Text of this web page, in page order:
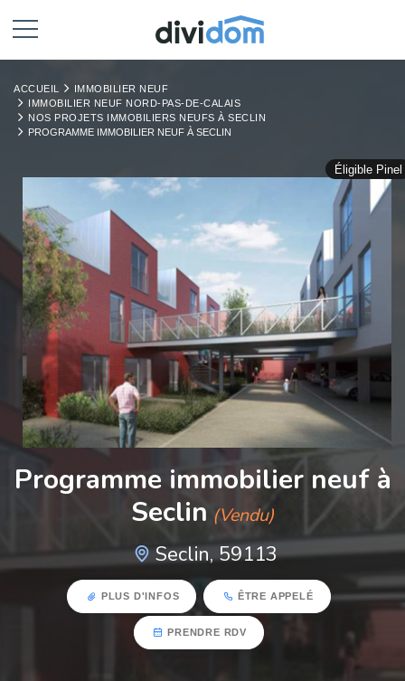
ACCUEIL
IMMOBILIER NEUF
IMMOBILIER NEUF NORD-PAS-DE-CALAIS
NOS PROJETS IMMOBILIERS NEUFS À SECLIN
PROGRAMME IMMOBILIER NEUF À SECLIN
Éligible Pinel
Programme immobilier neuf à
Seclin (Vendu)
Seclin, 59113
PLUS D'INFOS ÊTRE APPELÉ
PRENDRE RDV